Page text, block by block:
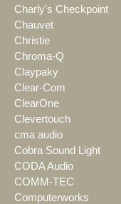
Charly's Checkpoint
Chauvet
Christie
Chroma-Q
Claypaky
Clear-Com
ClearOne
Clevertouch
cma audio
Cobra Sound Light
CODA Audio
COMM-TEC
Computerworks